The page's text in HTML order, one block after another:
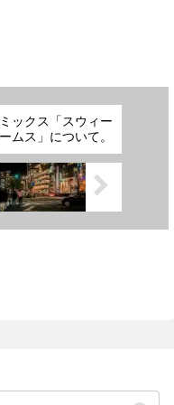
ックス「スウィー
ムス」について。